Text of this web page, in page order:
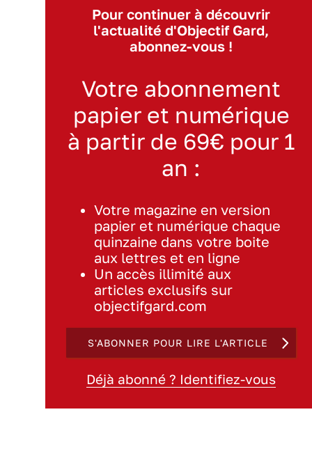
Pour continuer à découvrir
l'actualité d'Objectif Gard,
abonnez-vous !
Votre abonnement
papier et numérique
à partir de 69€ pour 1
an :
Votre magazine en version
papier et numérique chaque
quinzaine dans votre boite
aux lettres et en ligne
Un accès illimité aux
articles exclusifs sur
objectifgard.com
S'ABONNER POUR LIRE L'ARTICLE
Déjà abonné ? Identifiez-vous